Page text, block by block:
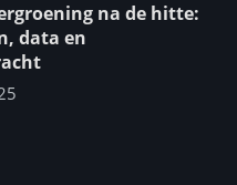
na de hitte:
data en